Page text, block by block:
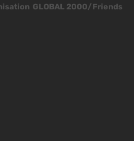
GLOBAL 2000/Friends